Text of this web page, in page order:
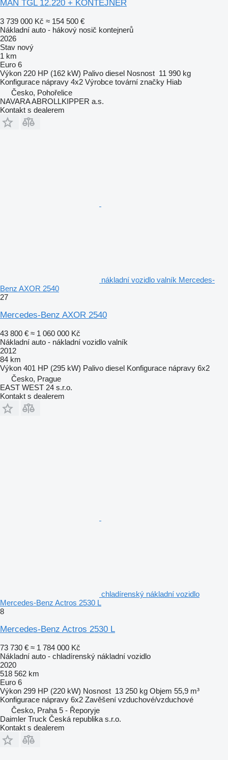
MAN TGL 12.220 + KONTEJNER
3 739 000 Kč ≈ 154 500 €
Nákladní auto - hákový nosič kontejnerů
2026
Stav nový
1 km
Euro 6
Výkon 220 HP (162 kW) Palivo diesel Nosnost 11 990 kg
Konfigurace nápravy 4x2 Výrobce tovární značky Hiab
Česko, Pohořelice
NAVARA ABROLLKIPPER a.s.
Kontakt s dealerem
nákladní vozidlo valník Mercedes-
Benz AXOR 2540
27
Mercedes-Benz AXOR 2540
43 800 € ≈ 1 060 000 Kč
Nákladní auto - nákladní vozidlo valník
2012
84 km
Výkon 401 HP (295 kW) Palivo diesel Konfigurace nápravy 6x2
Česko, Prague
EAST WEST 24 s.r.o.
Kontakt s dealerem
chladírenský nákladní vozidlo
Mercedes-Benz Actros 2530 L
8
Mercedes-Benz Actros 2530 L
73 730 € ≈ 1 784 000 Kč
Nákladní auto - chladírenský nákladní vozidlo
2020
518 562 km
Euro 6
Výkon 299 HP (220 kW) Nosnost 13 250 kg Objem 55,9 m³
Konfigurace nápravy 6x2 Zavěšení vzduchové/vzduchové
Česko, Praha 5 - Řeporyje
Daimler Truck Česká republika s.r.o.
Kontakt s dealerem